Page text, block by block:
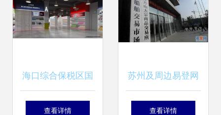
海口综合保税区国
际商品直营中心火
查看详情
苏州及周边易登网
如何接入舟山浙商
查看详情